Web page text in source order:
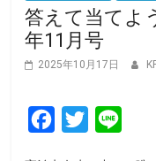
答えて当て
年11月号
2025年10月17日
T